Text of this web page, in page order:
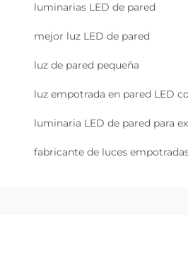
luminarias LED de pared
mejor luz LED de pared
luz de pared pequeña
luz empotrada en pared LED
luminaria LED de pared para
fabricante de luces